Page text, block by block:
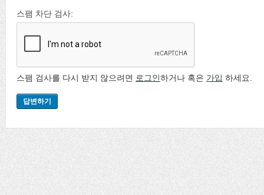
스팸 차단 검사:
스팸 검사를 다시 받지 않으려면 로그인하거나 혹은 가입 하세요.